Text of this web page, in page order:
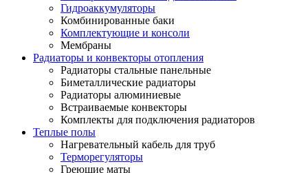
Гидроаккумуляторы
Комбинированные баки
Комплектующие и консоли
Мембраны
Радиаторы и конвекторы отопления
Радиаторы стальные панельные
Биметаллические радиаторы
Радиаторы алюминиевые
Встраиваемые конвекторы
Комплекты для подключения радиаторов
Теплые полы
Нагревательный кабель для труб
Терморегуляторы
Греющие маты